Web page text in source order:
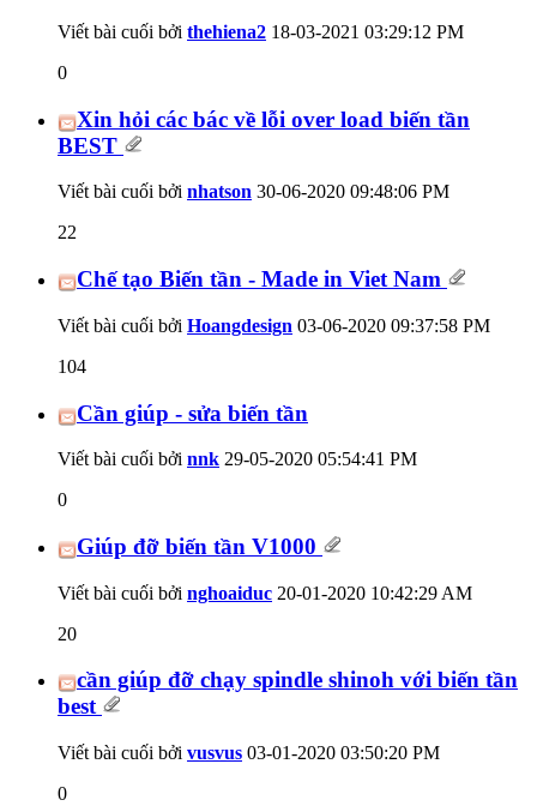
Viết bài cuối bởi thehiena2 18-03-2021 03:29:12 PM
0
Xin hỏi các bác về lỗi over load biến tần
BEST
Viết bài cuối bởi nhatson 30-06-2020 09:48:06 PM
22
Chế tạo Biến tần - Made in Viet Nam
Viết bài cuối bởi Hoangdesign 03-06-2020 09:37:58 PM
104
Cần giúp - sửa biến tần
Viết bài cuối bởi nnk 29-05-2020 05:54:41 PM
0
Giúp đỡ biến tần V1000
Viết bài cuối bởi nghoaiduc 20-01-2020 10:42:29 AM
20
cần giúp đỡ chạy spindle shinoh với biến tần
best
Viết bài cuối bởi vusvus 03-01-2020 03:50:20 PM
0